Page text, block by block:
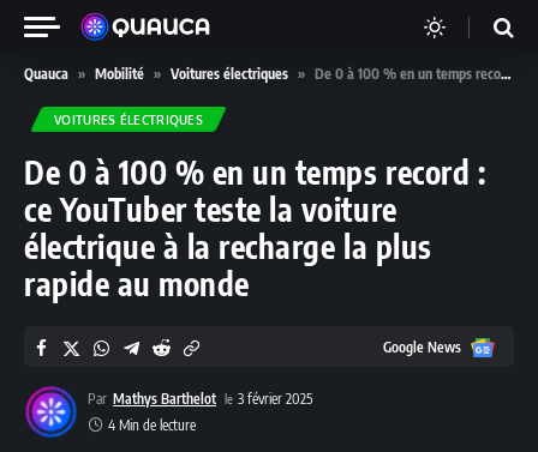
Quauca » Mobilité » Voitures électriques » De 0 à 100 % en un temps record : ce YouTuber teste la voiture électrique à la recharge la plus rapide au monde
VOITURES ÉLECTRIQUES
De 0 à 100 % en un temps record :
ce YouTuber teste la voiture
électrique à la recharge la plus
rapide au monde
Par Mathys Barthelot
3 février 2025
4 Min de lecture
Google News Google